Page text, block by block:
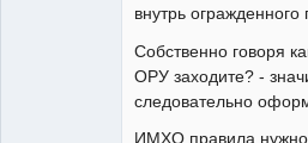
внутрь огражденного
Собственно говоря
ОРУ заходите? -
следовательно
ИМХО правила нужно